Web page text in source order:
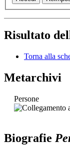
Risultato
Torna alla
Metarchivi
Persone
Biografie